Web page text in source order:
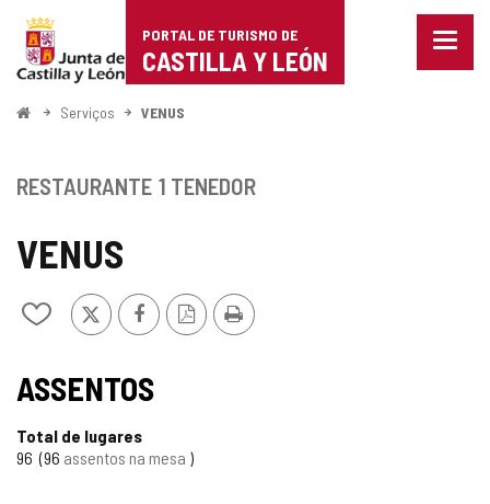
Portal
de
Turismo
Castilla
León
PORTAL DE TURISMO DE
CASTILLA Y LEÓN
Menu
ComeçoServiços VENUS
VENUS
Adicionar
de
meus
x FacebookVersão
PDF
Imprimir
RESTAURANTE 1 TENEDOR
ASSENTOS
Total de lugares
96 96 assentos na mesa